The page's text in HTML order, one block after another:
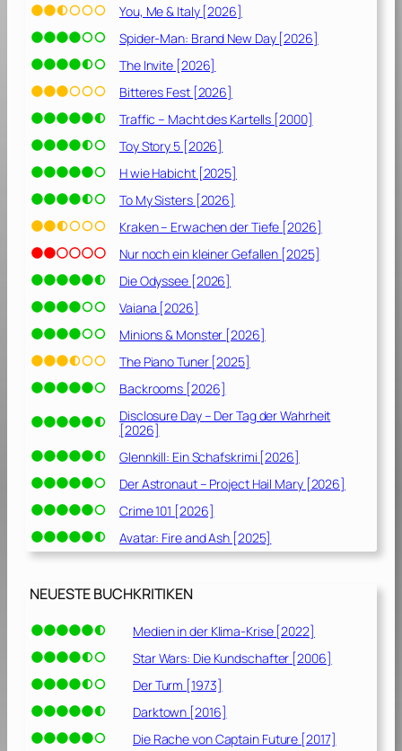
D
r
P
a
e
,
E
p
i
l
o
g
:
D
r
T
o
v
n
M
i
c
h
a
l
o
r
l
o
n
You, Me & Italy [2026]
Spider-Man: Brand New Day [2026]
The Invite [2026]
Bitteres Fest [2026]
Traffic – Macht des Kartells [2000]
Toy Story 5 [2026]
H wie Habicht [2025]
To My Sisters [2026]
Kraken – Erwachen der Tiefe [2026]
Nur noch ein kleiner Gefallen [2025]
Die Odyssee [2026]
Vaiana [2026]
Minions & Monster [2026]
The Piano Tuner [2025]
Backrooms [2026]
Disclosure Day – Der Tag der Wahrheit
[2026]
Glennkill: Ein Schafskrimi [2026]
Der Astronaut – Project Hail Mary [2026]
Crime 101 [2026]
Avatar: Fire and Ash [2025]
NEUESTE BUCHKRITIKEN
Medien in der Klima-Krise [2022]
Star Wars: Die Kundschafter [2006]
Der Turm [1973]
Darktown [2016]
Die Rache von Captain Future [2017]